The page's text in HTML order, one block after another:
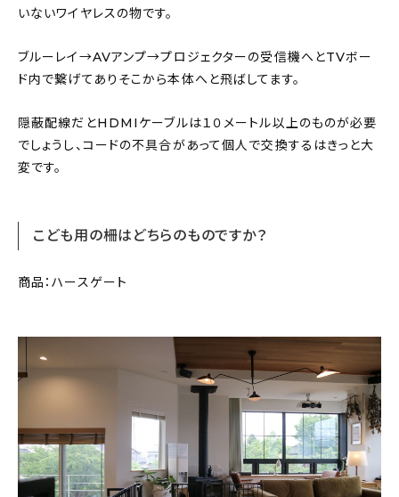
いないワイヤレスの物です。
ブルーレイ→AVアンプ→プロジェクターの受信機へとTVボー
ド内で繋げてありそこから本体へと飛ばしてます。
隠蔽配線だとHDMIケーブルは１０メートル以上のものが必要
でしょうし、コードの不具合があって個人で交換するはきっと大
変です。
こども用の柵はどちらのものですか？
商品：ハースゲート